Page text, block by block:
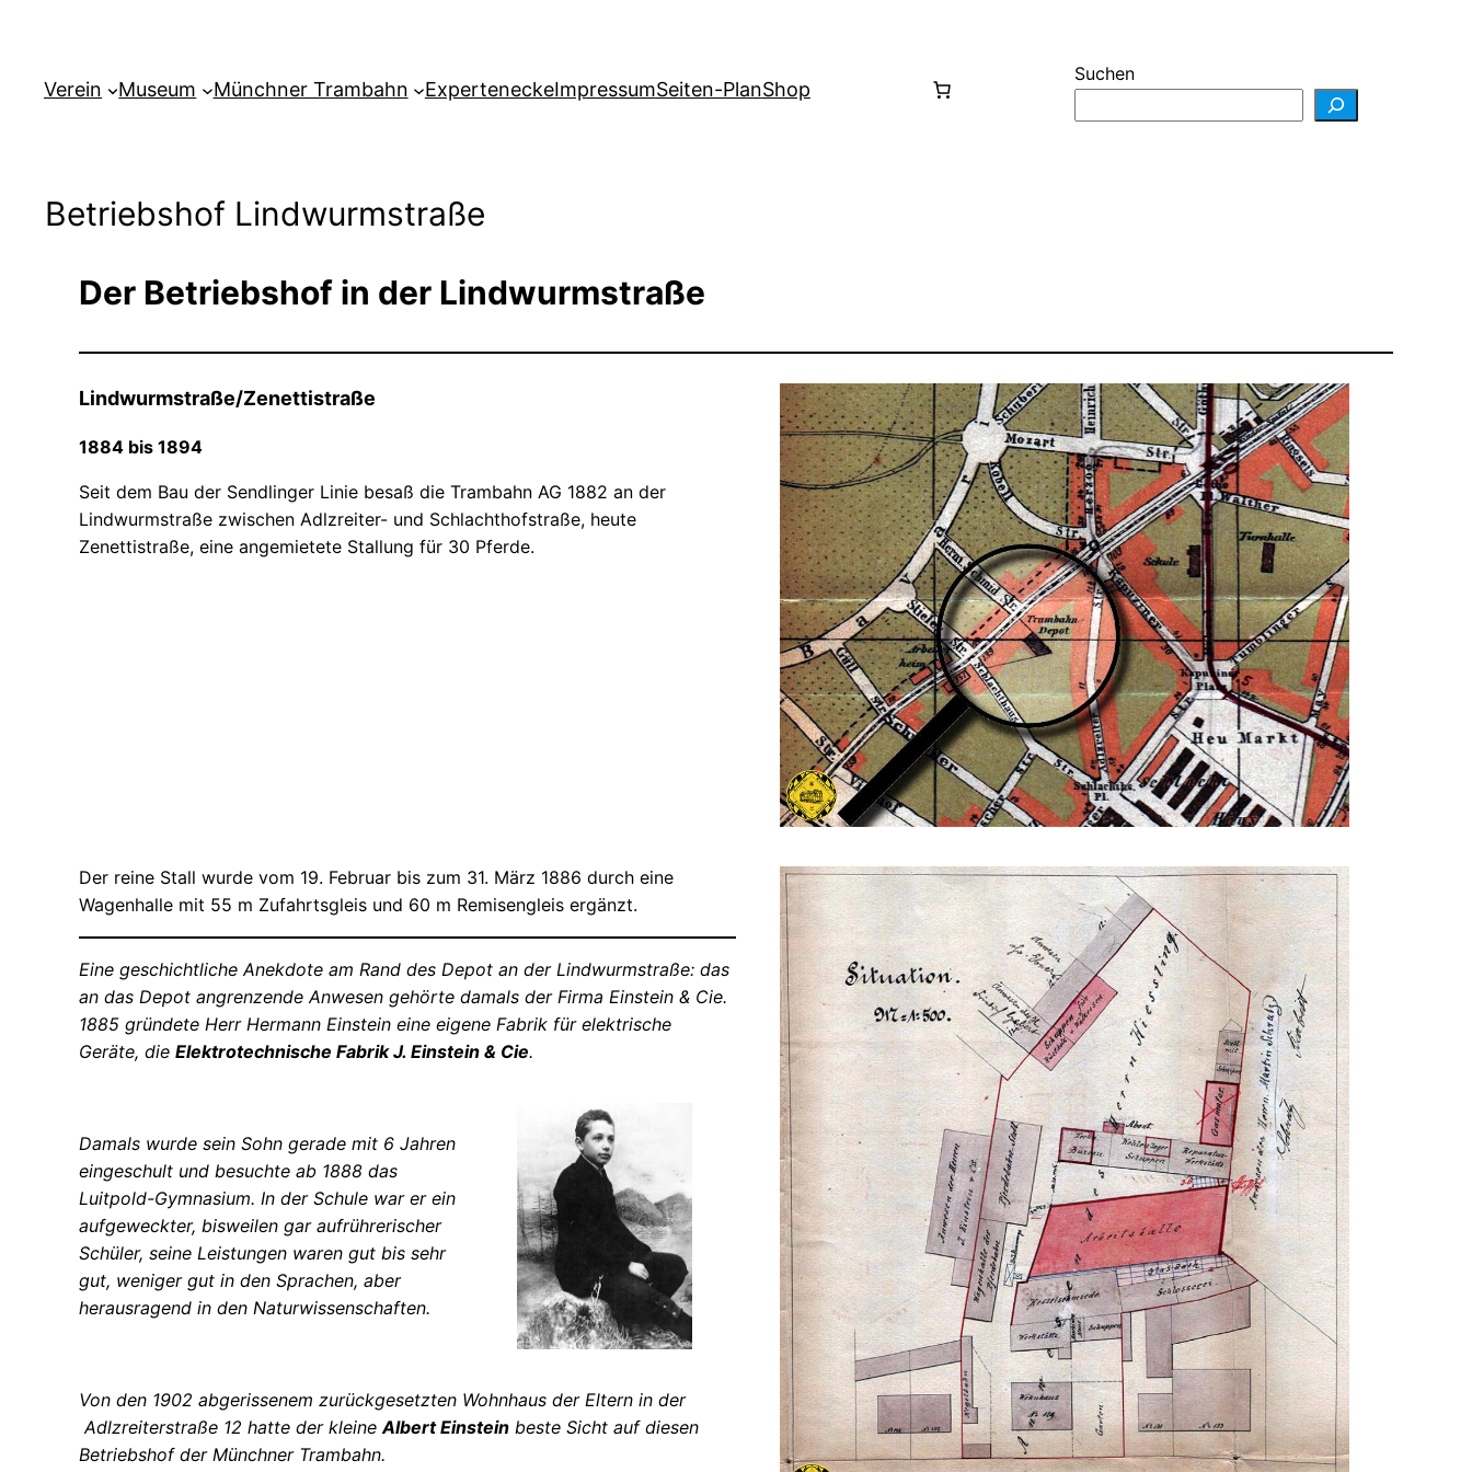
Verein Museum Münchner Trambahn ExperteneckeImpressumSeiten-PlanShop
Suchen
Betriebshof Lindwurmstraße
Der Betriebshof in der Lindwurmstraße
Lindwurmstraße/Zenettistraße
1884 bis 1894
Seit dem Bau der Sendlinger Linie besaß die Trambahn AG 1882 an der
Lindwurmstraße zwischen Adlzreiter- und Schlachthofstraße, heute
Zenettistraße, eine angemietete Stallung für 30 Pferde.
Der reine Stall wurde vom 19. Februar bis zum 31. März 1886 durch eine
Wagenhalle mit 55 m Zufahrtsgleis und 60 m Remisengleis ergänzt.
Eine geschichtliche Anekdote am Rand des Depot an der Lindwurmstraße: das
an das Depot angrenzende Anwesen gehörte damals der Firma Einstein & Cie.
1885 gründete Herr Hermann Einstein eine eigene Fabrik für elektrische
Geräte, die Elektrotechnische Fabrik J. Einstein & Cie.
Damals wurde sein Sohn gerade mit 6 Jahren
eingeschult und besuchte ab 1888 das
Luitpold-Gymnasium. In der Schule war er ein
aufgeweckter, bisweilen gar aufrührerischer
Schüler, seine Leistungen waren gut bis sehr
gut, weniger gut in den Sprachen, aber
herausragend in den Naturwissenschaften.
Von den 1902 abgerissenem zurückgesetzten Wohnhaus der Eltern in der
Adlzreiterstraße 12 hatte der kleine Albert Einstein beste Sicht auf diesen
Betriebshof der Münchner Trambahn.